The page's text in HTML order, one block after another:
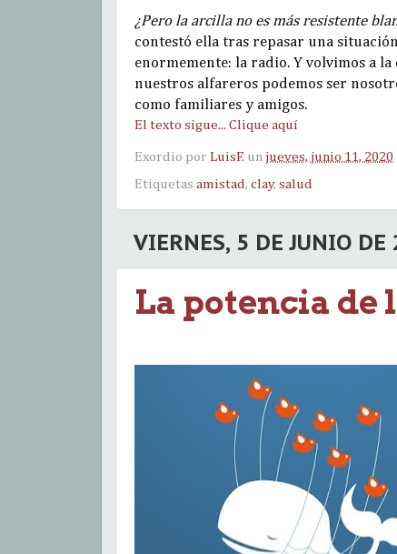
¿Pero la arcilla no es más resistente
contestó ella tras repasar una
enormemente: la radio. Y volvimos a
nuestros alfareros podemos ser
como familiares y amigos.
El texto sigue... Clique aquí
Exordio por LuisF. un jueves, junio 11, 2020
Etiquetas amistad, clay, salud
VIERNES, 5 DE JUNIO DE
La potencia de